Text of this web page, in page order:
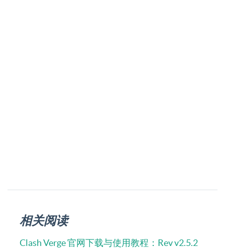
相关阅读
Clash Verge 官网下载与使用教程：Rev v2.5.2